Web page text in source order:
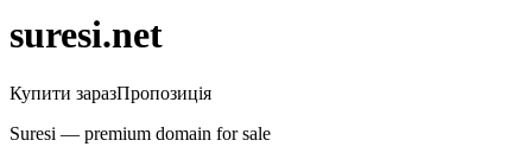
suresi.net
Купити заразПропозиція
Suresi — premium domain for sale